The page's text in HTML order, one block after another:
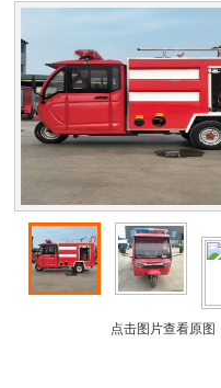
点击图片查看原图